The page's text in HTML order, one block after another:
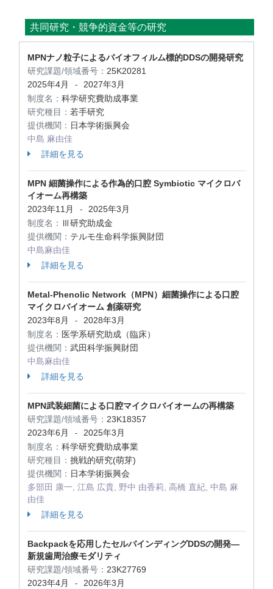
共同研究・競争的資金等の研究
MPNナノ粒子によるバイオフィルム標的DDSの開発研究
研究課題/領域番号： 25K20281
2025年4月
-
2027年3月
制度名： 科学研究費助成事業
研究種目： 若手研究
提供機関： 日本学術振興会
中島 麻由佳
詳細を見る
MPN 細菌操作による作為的口腔 Symbiotic マイクロバ
イオーム再構築
2023年11月
-
2025年3月
制度名： Ⅲ研究助成金
提供機関： テルモ生命科学振興財団
中島麻由佳
詳細を見る
Metal-Phenolic Network（MPN）細菌操作による口腔
マイクロバイオーム 創薬研究
2023年8月
-
2028年3月
制度名： 医学系研究助成（臨床）
提供機関： 武田科学振興財団
中島麻由佳
詳細を見る
MPN武装細菌による口腔マイクロバイオームの再構築
研究課題/領域番号： 23K18357
2023年6月
-
2025年3月
制度名： 科学研究費助成事業
研究種目： 挑戦的研究(萌芽)
提供機関： 日本学術振興会
多部田 康一, 江島 広貴, 野中 由香莉, 高橋 直紀, 中島 麻
由佳
詳細を見る
Backpackを応用したセルバインディングDDSの開発―
新規歯周治療モダリティ
研究課題/領域番号： 23K27769
2023年4月
-
2026年3月